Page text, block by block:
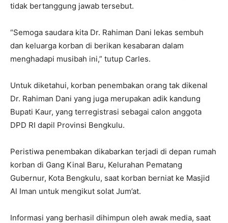
tidak bertanggung jawab tersebut.
“Semoga saudara kita Dr. Rahiman Dani lekas sembuh
dan keluarga korban di berikan kesabaran dalam
menghadapi musibah ini,” tutup Carles.
Untuk diketahui, korban penembakan orang tak dikenal
Dr. Rahiman Dani yang juga merupakan adik kandung
Bupati Kaur, yang terregistrasi sebagai calon anggota
DPD RI dapil Provinsi Bengkulu.
Peristiwa penembakan dikabarkan terjadi di depan rumah
korban di Gang Kinal Baru, Kelurahan Pematang
Gubernur, Kota Bengkulu, saat korban berniat ke Masjid
Al Iman untuk mengikut solat Jum’at.
Informasi yang berhasil dihimpun oleh awak media, saat